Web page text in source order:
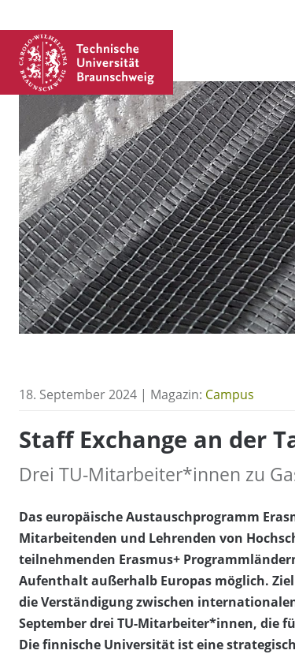
18. September 2024 | Magazin: Campus
Staff Exchange an der
Drei TU-Mitarbeiter*innen zu
Das europäische Austauschprogramm
Mitarbeitenden und Lehrenden von
teilnehmenden Erasmus+
Aufenthalt außerhalb Europas möglich.
die Verständigung zwischen
September drei TU-Mitarbeiter*innen, die
Die finnische Universität ist eine